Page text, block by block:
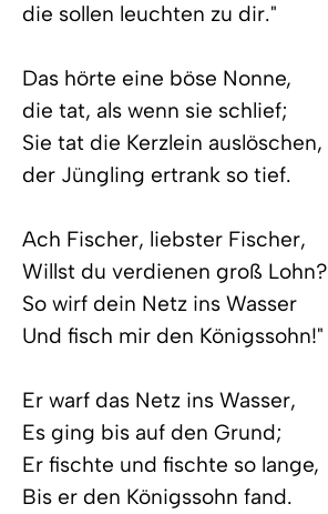
die sollen leuchten zu dir."
Das hörte eine böse Nonne,
die tat, als wenn sie schlief;
Sie tat die Kerzlein auslöschen,
der Jüngling ertrank so tief.
Ach Fischer, liebster Fischer,
Willst du verdienen groß Lohn?
So wirf dein Netz ins Wasser
Und fisch mir den Königssohn!"
Er warf das Netz ins Wasser,
Es ging bis auf den Grund;
Er fischte und fischte so lange,
Bis er den Königssohn fand.